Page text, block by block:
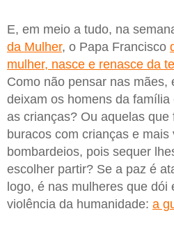
E, em meio a tudo, na
da Mulher, o Papa Francisco
mulher, nasce e renasce da
Como não pensar nas mães,
deixam os homens da
as crianças? Ou aquelas que
buracos com crianças e
bombardeios, pois sequer
escolher partir? Se a paz é
logo, é nas mulheres que dói
violência da humanidade: a